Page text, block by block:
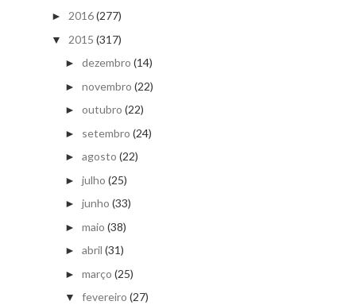
► 2016(277)
▼ 2015 (317)
► dezembro (14)
► novembro (22)
► outubro (22)
► setembro (24)
► agosto (22)
► julho (25)
► junho (33)
► maio (38)
► abril (31)
► março (25)
▼ fevereiro (27)